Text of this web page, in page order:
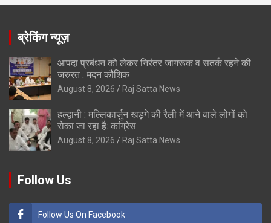
ब्रेकिंग न्यूज़
आपदा प्रबंधन को लेकर निरंतर जागरूक व सतर्क रहने की
जरुरत : मदन कौशिक
August 8, 2026 Raj Satta News
हल्द्वानी : मल्लिकार्जुन खड़गे की रैली में आने वाले लोगों को
रोका जा रहा है: कांग्रेस
August 8, 2026 Raj Satta News
Follow Us
Follow Us On Facebook